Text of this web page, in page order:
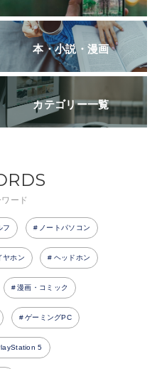
本・小説・漫画
カテゴリー一覧
ード
フ ノートパソコン
ヤホン ヘッドホン
漫画・コミック
ゲーミングPC
5